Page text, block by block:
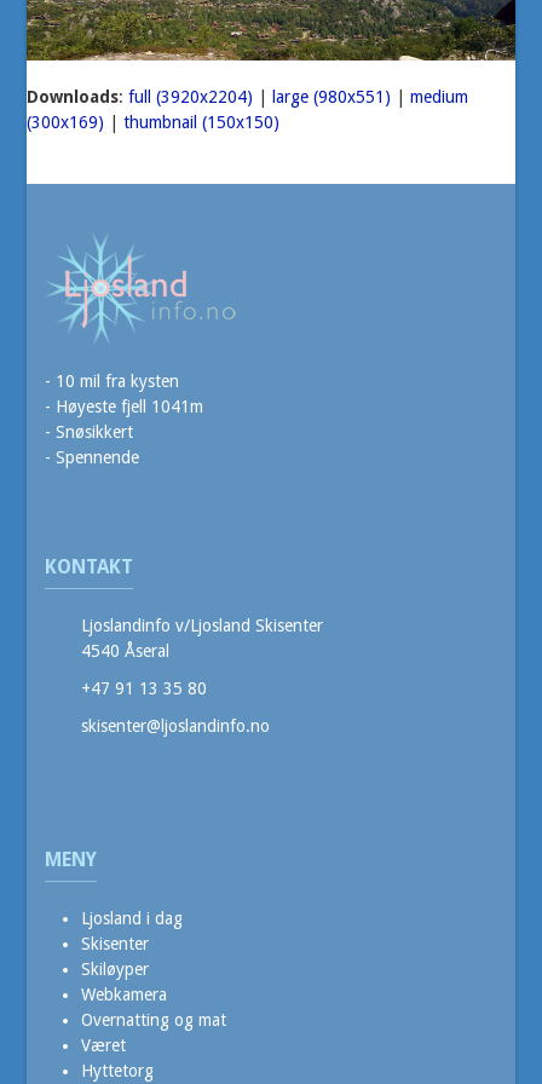
Downloads:full (3920x2204) large (980x551) |medium
(300x169) |thumbnail (150x150)
- 10 mil fra kysten
- Høyeste fjell 1041m
- Snøsikkert
- Spennende
KONTAKT
Ljoslandinfo v/Ljosland Skisenter
4540 Åseral
+47 91 13 35 80
skisenter@ljoslandinfo.no
MENY
Ljosland i dag
Skisenter
Skiløyper
Webkamera
Overnatting og mat
Været
Hyttetorg